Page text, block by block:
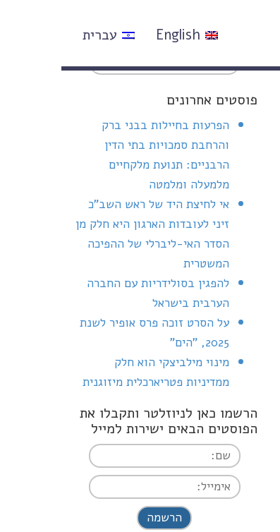
עברית English
פוסטים אחרונים
הפרעות בחיילות בבני ברק
והרחבת סמכויות בתי הדין
הרבניים: תנועת מלקחיים
מלמעלה ומלמטה
אי לחיצת היד של ראש השב"כ
זיני לעובדות הארגון היא חלק מן
הסדר האי-ליברלי של ההפיכה
המשטרית
להפגין בסולידריות עם החברה
הערבית בישראל
על הסרט זוכה פרס אופיר לשנת
2025, "הים"
מינוי מילביצקי הוא חלק
ממדיניות פטריארכלית מיזוגנית
הרשמו כאן לניוזלטר ותקבלו את
הפוסטים הבאים ישירות למייל
I agree terms and